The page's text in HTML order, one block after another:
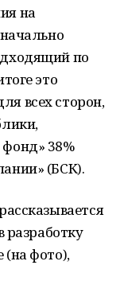
на
по
это
всех сторон,
38%
(БСК).
разработку
(на фото),